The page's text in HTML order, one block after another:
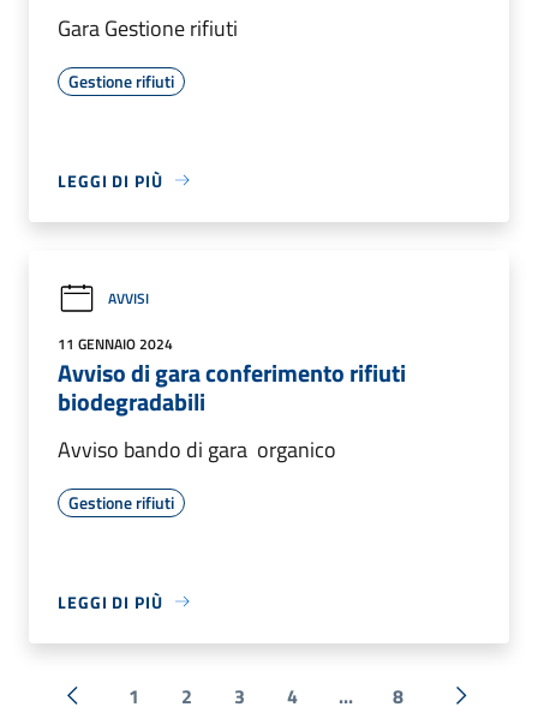
Gara Gestione rifiuti
Gestione rifiuti
LEGGI DI PIÙ
AVVISI
11 GENNAIO 2024
Avviso di gara conferimento rifiuti
biodegradabili
Avviso bando di gara organico
Gestione rifiuti
LEGGI DI PIÙ
« Precedente
1 2 3 4 ... 8